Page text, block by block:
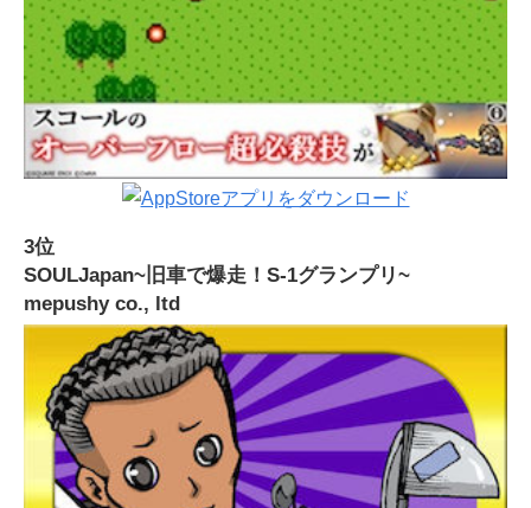
3位
SOULJapan~旧車で爆走！S-1グランプリ~
mepushy co., ltd